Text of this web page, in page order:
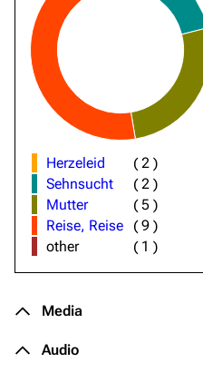
Herzeleid (2 )
Sehnsucht
(2 )
Mutter
(5 )
Reise, Reise
(9 )
other
( 1 )
Media
Audio